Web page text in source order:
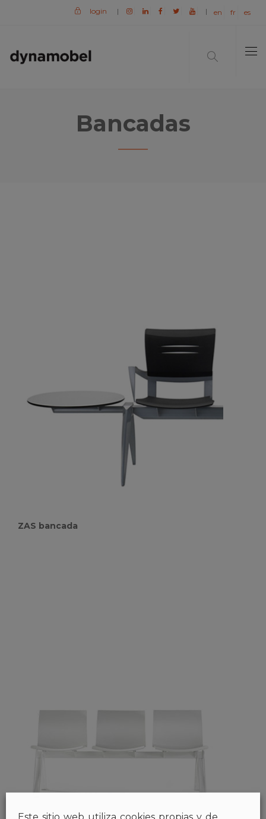
login | | en fr es
Bancadas
ZAS bancada
Este sitio web utiliza cookies propias y de